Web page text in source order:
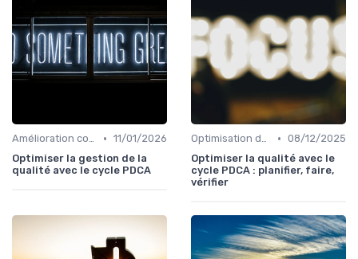
Amélioration continue • 11/01/2026
Optimiser la gestion de la
qualité avec le cycle PDCA
Optimisation des processus • 08/12/2025
Optimiser la qualité avec le
cycle PDCA : planifier, faire,
vérifier